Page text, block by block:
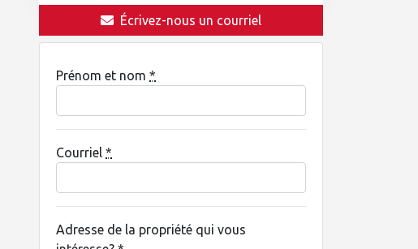
Écrivez-nous un courriel
Prénom et nom *
Courriel *
Adresse de la propriété qui vous